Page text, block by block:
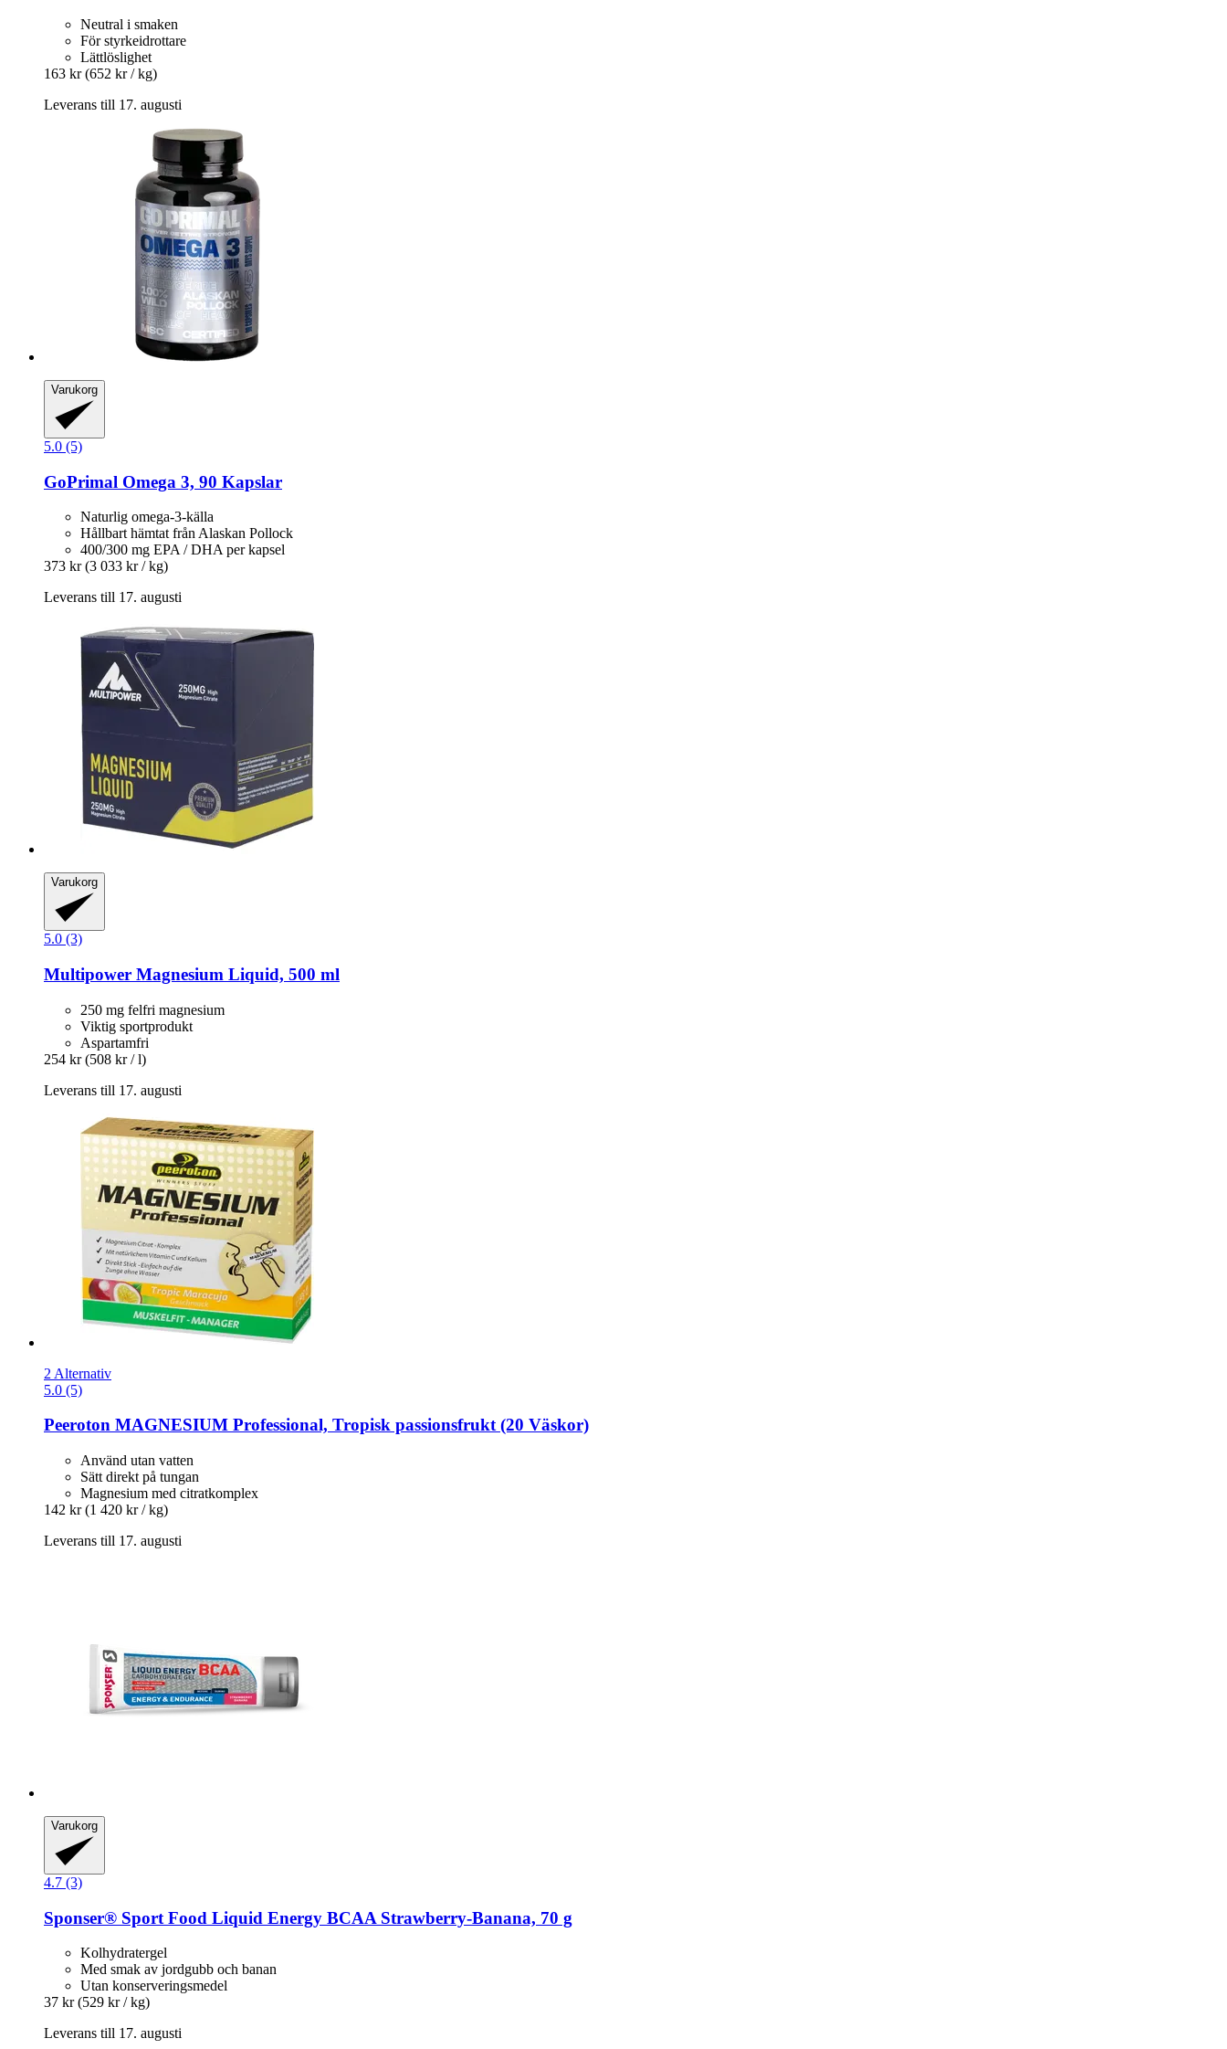
Neutral i smaken
För styrkeidrottare
Lättlöslighet
163 kr (652 kr / kg)
Leverans till 17. augusti
Varukorg
5.0 (5)
GoPrimal Omega 3, 90 Kapslar
Naturlig omega-3-källa
Hållbart hämtat från Alaskan Pollock
400/300 mg EPA / DHA per kapsel
373 kr (3 033 kr / kg)
Leverans till 17. augusti
Varukorg
5.0 (3)
Multipower Magnesium Liquid, 500 ml
250 mg felfri magnesium
Viktig sportprodukt
Aspartamfri
254 kr (508 kr / l)
Leverans till 17. augusti
2 Alternativ
5.0 (5)
Peeroton MAGNESIUM Professional, Tropisk passionsfrukt (20 Väskor)
Använd utan vatten
Sätt direkt på tungan
Magnesium med citratkomplex
142 kr (1 420 kr / kg)
Leverans till 17. augusti
Varukorg
4.7 (3)
Sponser® Sport Food Liquid Energy BCAA Strawberry-​Banana, 70 g
Kolhydratergel
Med smak av jordgubb och banan
Utan konserveringsmedel
37 kr (529 kr / kg)
Leverans till 17. augusti